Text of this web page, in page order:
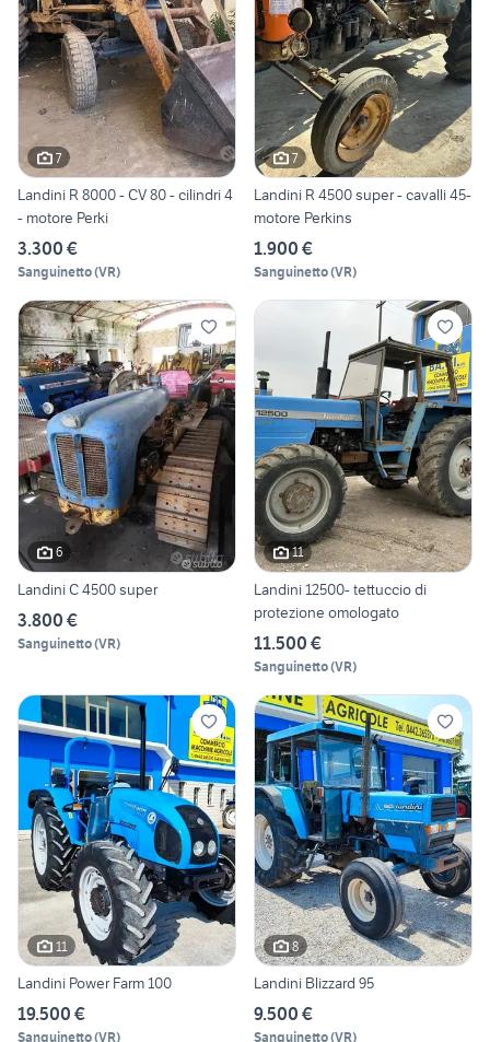
7
Landini R 8000 - CV 80 - cilindri 4
- motore Perki
3.300 €
Sanguinetto(VR)
7
Landini R 4500 super - cavalli 45-
motore Perkins
1.900 €
Sanguinetto(VR)
6
Landini C 4500 super
3.800 €
Sanguinetto(VR)
11
Landini 12500- tettuccio di
protezione omologato
11.500 €
Sanguinetto(VR)
11
Landini Power Farm 100
19.500 €
Sanguinetto(VR)
8
Landini Blizzard 95
9.500 €
Sanguinetto(VR)